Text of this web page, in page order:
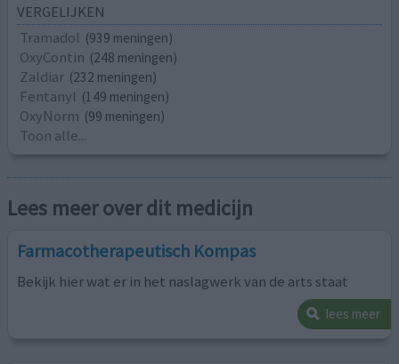
VERGELIJKEN
Tramadol (939 meningen)
OxyContin (248 meningen)
Zaldiar (232 meningen)
Fentanyl (149 meningen)
OxyNorm (99 meningen)
Toon alle...
Lees meer over dit medicijn
Farmacotherapeutisch Kompas
Bekijk hier wat er in het naslagwerk van de arts staat
lees meer